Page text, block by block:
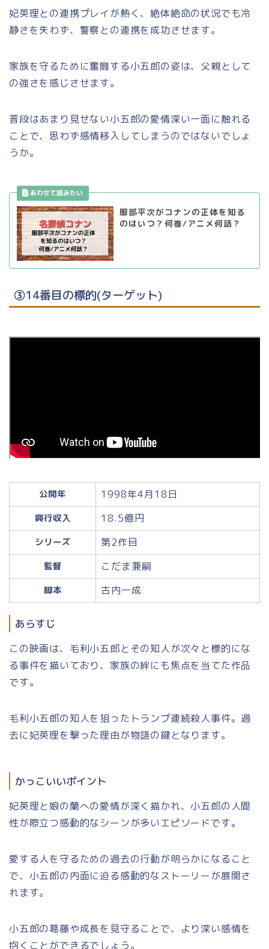
妃英理との連携プレイが熱く、絶体絶命の状況でも冷
静さを失わず、警察との連携を成功させます。
家族を守るために奮闘する小五郎の姿は、父親として
の強さを感じさせます。
普段はあまり見せない小五郎の愛情深い一面に触れる
ことで、思わず感情移入してしまうのではないでしょ
うか。
服部平次がコナンの正体を知る
のはいつ？何巻/アニメ何話？
③14番目の標的(ターゲット)
公開年 1998年4月18日
興行収入 18.5億円
シリーズ 第2作目
監督 こだま兼嗣
脚本 古内一成
あらすじ
この映画は、毛利小五郎とその知人が次々と標的にな
る事件を描いており、家族の絆にも焦点を当てた作品
です。
毛利小五郎の知人を狙ったトランプ連続殺人事件。過
去に妃英理を撃った理由が物語の鍵となります。
かっこいいポイント
妃英理と娘の蘭への愛情が深く描かれ、小五郎の人間
性が際立つ感動的なシーンが多いエピソードです。
愛する人を守るための過去の行動が明らかになること
で、小五郎の内面に迫る感動的なストーリーが展開さ
れます。
小五郎の葛藤や成長を見守ることで、より深い感情を
抱くことができるでしょう。